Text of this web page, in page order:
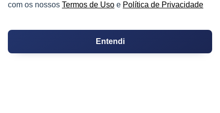
com os nossos Termos de Uso e Política de Privacidade
Entendi
Coberturas
Kitnets
Salas Comerciais